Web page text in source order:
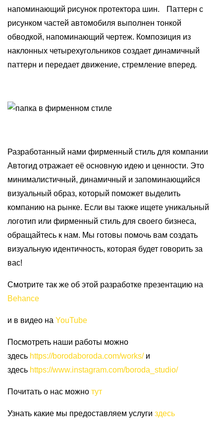
напоминающий рисунок протектора шин. Паттерн с
рисунком частей автомобиля выполнен тонкой
обводкой, напоминающий чертеж. Композиция из
наклонных четырехугольников создает динамичный
паттерн и передает движение, стремление вперед.
Разработанный нами фирменный стиль для компании
Автогид отражает её основную идею и ценности. Это
минималистичный, динамичный и запоминающийся
визуальный образ, который поможет выделить
компанию на рынке. Если вы также ищете уникальный
логотип или фирменный стиль для своего бизнеса,
обращайтесь к нам. Мы готовы помочь вам создать
визуальную идентичность, которая будет говорить за
вас!
Смотрите так же об этой разработке презентацию на
Behance
и в видео на YouTube
Посмотреть наши работы можно
здесь https://borodaboroda.com/works/и
здесь https://www.instagram.com/boroda_studio/
Почитать о нас можно тут
Узнать какие мы предоставляем услуги здесь